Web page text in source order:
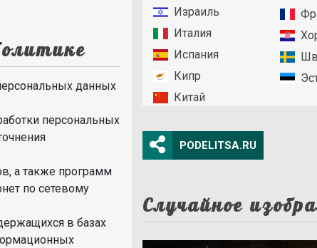
данных
персональных
а также программ
по сетевому
в базах
Израиль
Италия
Испания
Кипр
Китай
PODELITSA.RU
Случайное